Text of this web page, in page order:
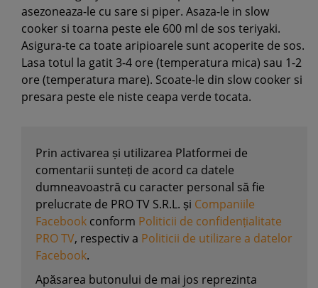
asezoneaza-le cu sare si piper. Asaza-le in slow
cooker si toarna peste ele 600 ml de sos teriyaki.
Asigura-te ca toate aripioarele sunt acoperite de sos.
Lasa totul la gatit 3-4 ore (temperatura mica) sau 1-2
ore (temperatura mare). Scoate-le din slow cooker si
presara peste ele niste ceapa verde tocata.
Prin activarea și utilizarea Platformei de
comentarii sunteți de acord ca datele
dumneavoastră cu caracter personal să fie
prelucrate de PRO TV S.R.L. și Companiile
Facebook conform Politicii de confidențialitate
PRO TV, respectiv a Politicii de utilizare a datelor
Facebook.
Apăsarea butonului de mai jos reprezinta